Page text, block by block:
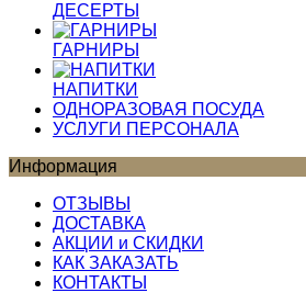
ДЕСЕРТЫ
ГАРНИРЫ
НАПИТКИ
ОДНОРАЗОВАЯ ПОСУДА
УСЛУГИ ПЕРСОНАЛА
Информация
ОТЗЫВЫ
ДОСТАВКА
АКЦИИ и СКИДКИ
КАК ЗАКАЗАТЬ
КОНТАКТЫ